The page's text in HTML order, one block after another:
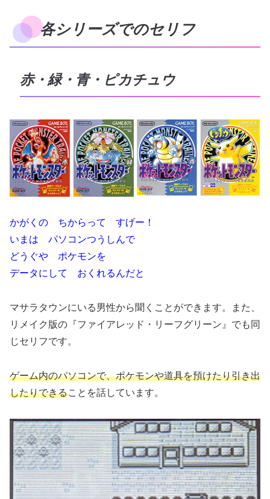
各シリーズでのセリフ
赤・緑・青・ピカチュウ
かがくの ちからって すげー！
いまは パソコンつうしんで
どうぐや ポケモンを
データにして おくれるんだと
マサラタウンにいる男性から聞くことができます。また、
リメイク版の『ファイアレッド・リーフグリーン』でも同
じセリフです。
ゲーム内のパソコンで、ポケモンや道具を預けたり引き出
したりできることを話しています。